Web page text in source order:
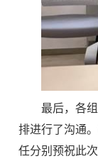
最后，各
排进行了沟通
任分别预祝此